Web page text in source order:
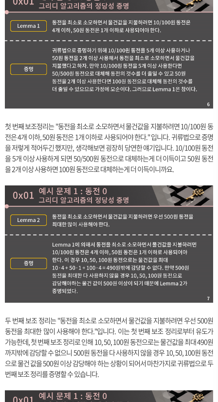
첫 번째 보조정리는 "동전을 최소로 소모하면서 물건값을 지불하려면 10/100원 동
전은 4개 이하, 50원 동전은 1개 이하로 사용되어야 한다." 입니다. 귀류법으로 증명
을 저렇게 적어두긴 했지만, 생각해보면 굉장히 당연한 얘기입니다. 10/100원 동전
을 5개 이상 사용하게 되면 50/500원 동전으로 대체하는게 더 이득이고 50원 동전
을 2개 이상 사용하면 100원 동전으로 대체하는게 더 이득이니까요.
두 번째 보조 정리는 "동전을 최소로 소모하면서 물건값을 지불하려면 우선 500원
동전을 최대한 많이 사용해야 한다."입니다. 이는 첫 번째 보조 정리로부터 유도가
가능한데, 첫 번째 보조 정리로 인해 10, 50, 100원 동전으로는 물건값을 최대 490원
까지밖에 감당할 수 없으니 500원 동전을 다 사용하지 않을 경우 10, 50, 100원 동전
으로 물건 값을 500원 이상 감당해야 하는 상황이 되어서 마찬가지로 귀류법으로 두
번째 보조 정리를 증명할 수 있습니다.